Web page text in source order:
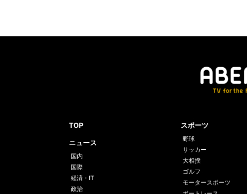
TOP
ニュース
国内
国際
経済・IT
政治
スポーツ
野球
サッカー
大相撲
ゴルフ
モータースポーツ